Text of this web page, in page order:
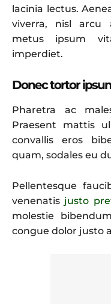
lacinia lectus.
viverra, nisl arcu
metus ipsum
imperdiet.
Donec tortor
Pharetra ac
Praesent mattis
convallis eros
quam, sodales eu
Pellentesque
venenatis justo
molestie
congue dolor justo